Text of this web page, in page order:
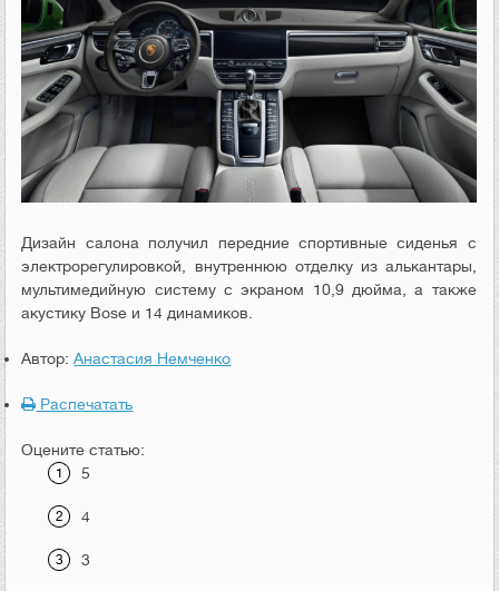
Дизайн салона получил передние спортивные сиденья
с
электрорегулировкой
внутреннюю отделку из алькантары
мультимедийную систему с экраном 10, 9 дюйма ,а также
акустику Bose и 14 динамиков
Автор:Анастасия Немченко
Распечатать
Оцените статью:
5
4
3